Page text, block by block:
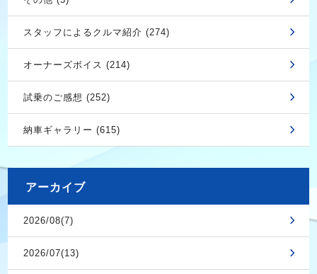
スタッフによるクルマ紹介 (274)
オーナーズボイス (214)
試乗のご感想 (252)
納車ギャラリー (615)
アーカイブ
2026/08(7)
2026/07(13)